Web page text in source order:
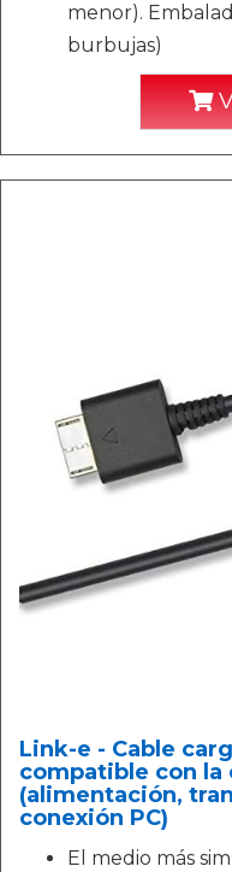
menor).
burbujas)
Link-e - Cable
compatible con la
(alimentación,
conexión PC)
El medio más